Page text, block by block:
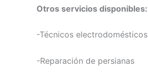
Otros servicios disponibles:
-Técnicos electrodomésticos
-Reparación de persianas